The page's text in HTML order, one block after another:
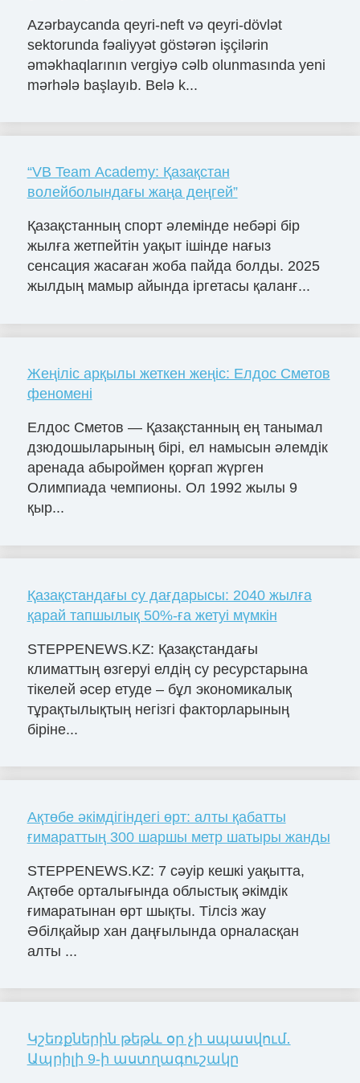
Azərbaycanda qeyri-neft və qeyri-dövlət
sektorunda fəaliyyət göstərən işçilərin
əməkhaqlarının vergiyə cəlb olunmasında yeni
mərhələ başlayıb. Belə k...
“VB Team Academy: Қазақстан
волейболындағы жаңа деңгей”
Қазақстанның спорт әлемінде небәрі бір
жылға жетпейтін уақыт ішінде нағыз
сенсация жасаған жоба пайда болды. 2025
жылдың мамыр айында іргетасы қаланғ...
Жеңіліс арқылы жеткен жеңіс: Елдос Сметов
феномені
Елдос Сметов — Қазақстанның ең танымал
дзюдошыларының бірі, ел намысын әлемдік
аренада абыроймен қорғап жүрген
Олимпиада чемпионы. Ол 1992 жылы 9
қыр...
Қазақстандағы су дағдарысы: 2040 жылға
қарай тапшылық 50%-ға жетуі мүмкін
STEPPENEWS.KZ: Қазақстандағы
климаттың өзгеруі елдің су ресурстарына
тікелей әсер етуде – бұл экономикалық
тұрақтылықтың негізгі факторларының
біріне...
Ақтөбе әкімдігіндегі өрт: алты қабатты
ғимараттың 300 шаршы метр шатыры жанды
STEPPENEWS.KZ: 7 сәуір кешкі уақытта,
Ақтөбе орталығында облыстық әкімдік
ғимаратынан өрт шықты. Тілсіз жау
Әбілқайыр хан даңғылында орналасқан
алты ...
Կշեռքներին թեթև օր չի սպասվում․
Ապրիլի 9-ի աստղագուշակը